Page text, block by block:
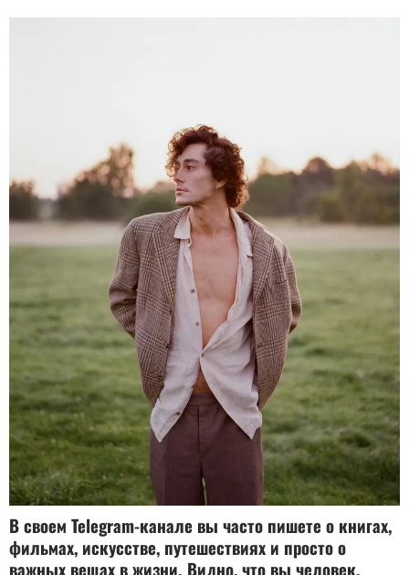
В своем Telegram-канале вы часто пишете о книгах,
фильмах, искусстве, путешествиях и просто о
важных вещах в жизни. Видно, что вы человек,